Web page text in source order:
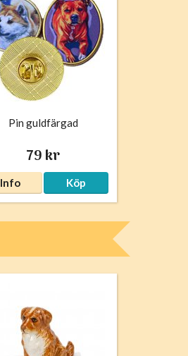
Pin guldfärgad
79 kr
Info Köp